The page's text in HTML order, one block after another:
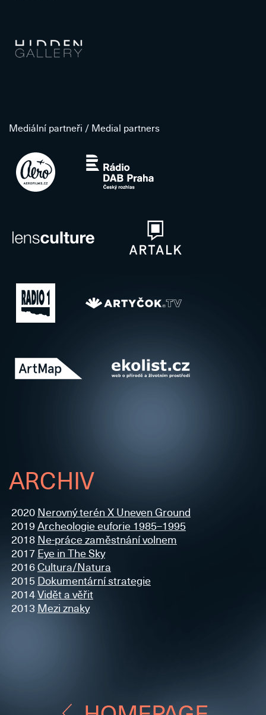
Mediální partneři / Medial partners
ARCHIV
2020 Nerovný terén X Uneven Ground
2019 Archeologie euforie 1985–1995
2018 Ne-práce zaměstnání volnem
2017 Eye in The Sky
2016Cultura/Natura
2015 Dokumentární strategie
2014Vidět a věřit
2013 Mezi znaky